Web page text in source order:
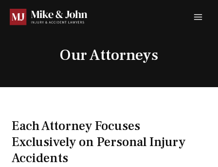
Our Attorneys
Each Attorney Focuses
Exclusively on Personal Injury
Accidents